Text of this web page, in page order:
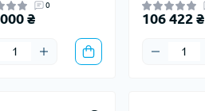
0
₴ 106 422 ₴